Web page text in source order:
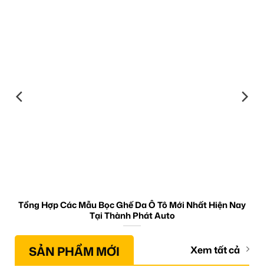
Tổng Hợp Các Mẫu Bọc Ghế Da Ô Tô Mới Nhất Hiện Nay
Tại Thành Phát Auto
SẢN PHẨM MỚI Xem tất cả